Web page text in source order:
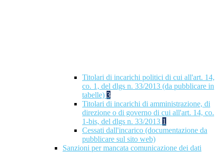
Titolari di incarichi politici di cui all'art. 14,
co. 1, del dlgs n. 33/2013 (da pubblicare in
tabelle) 3
Titolari di incarichi di amministrazione, di
direzione o di governo di cui all'art. 14, co.
1-bis, del dlgs n. 33/2013 1
Cessati dall'incarico (documentazione da
pubblicare sul sito web)
Sanzioni per mancata comunicazione dei dati